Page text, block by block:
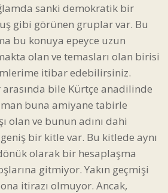
sanki demokratik bir
gibi görünen gruplar var. Bu
bu konuya epeyce uzun
olan ve temasları olan birisi
itibar edebilirsiniz.
bile Kürtçe anadilinde
buna amiyane tabirle
olan ve bunun adını dahi
bir kitle var. Bu kitlede aynı
olarak bir hesaplaşma
gitmiyor. Yakın geçmişi
itirazı olmuyor. Ancak,